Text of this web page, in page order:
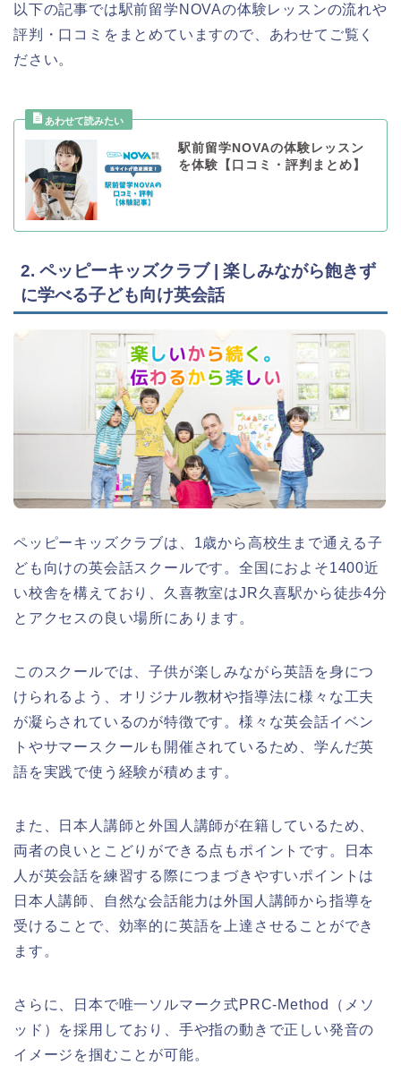
以下の記事では駅前留学NOVAの体験レッスンの流れや
評判・口コミをまとめていますので、あわせてご覧く
ださい。
駅前留学NOVAの体験レッスン
を体験【口コミ・評判まとめ】
2. ペッピーキッズクラブ | 楽しみながら飽きず
に学べる子ども向け英会話
ペッピーキッズクラブは、1歳から高校生まで通える子
ども向けの英会話スクールです。全国におよそ1400近
い校舎を構えており、久喜教室はJR久喜駅から徒歩4分
とアクセスの良い場所にあります。
このスクールでは、子供が楽しみながら英語を身につ
けられるよう、オリジナル教材や指導法に様々な工夫
が凝らされているのが特徴です。様々な英会話イベン
トやサマースクールも開催されているため、学んだ英
語を実践で使う経験が積めます。
また、日本人講師と外国人講師が在籍しているため、
両者の良いとこどりができる点もポイントです。日本
人が英会話を練習する際につまづきやすいポイントは
日本人講師、自然な会話能力は外国人講師から指導を
受けることで、効率的に英語を上達させることができ
ます。
さらに、日本で唯一ソルマーク式PRC-Method（メソ
ッド）を採用しており、手や指の動きで正しい発音の
イメージを掴むことが可能。